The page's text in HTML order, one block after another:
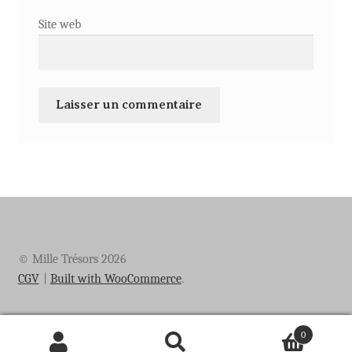
Site web
© Mille Trésors 2026
CGV
Built with WooCommerce.
0